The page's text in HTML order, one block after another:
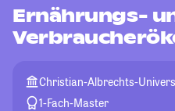
Ernährungs-
Christian-Albrechts-
1-Fach-Master